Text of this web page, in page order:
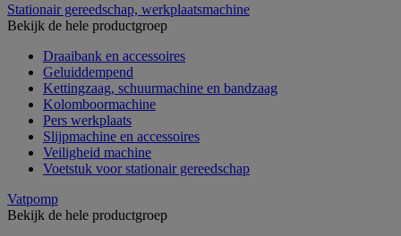
Stationair gereedschap, werkplaatsmachine
Bekijk de hele productgroep
Draaibank en accessoires
Geluiddempend
Kettingzaag, schuurmachine en bandzaag
Kolomboormachine
Pers werkplaats
Slijpmachine en accessoires
Veiligheid machine
Voetstuk voor stationair gereedschap
Vatpomp
Bekijk de hele productgroep